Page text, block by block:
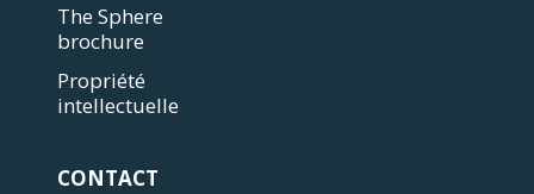
The Sphere
brochure
Propriété
intellectuelle
CONTACT